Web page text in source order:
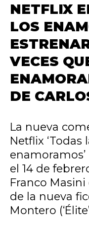
NETFLIX
LOS
VECES
DE
La nueva
Netflix ‘Todas
el 14 de
Franco
de la nueva
Montero